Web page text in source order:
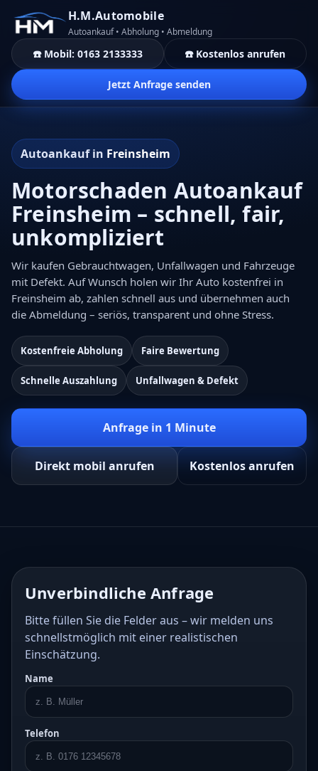
H.M.Automobile
Autoankauf • Abholung • Abmeldung
☎️ Mobil: 0163 2133333 ☎️ Kostenlos anrufen
Jetzt Anfrage senden
Autoankauf in Freinsheim
Motorschaden Autoankauf
Freinsheim – schnell, fair,
unkompliziert
Wir kaufen Gebrauchtwagen, Unfallwagen und Fahrzeuge
mit Defekt. Auf Wunsch holen wir Ihr Auto kostenfrei in
Freinsheim ab, zahlen schnell aus und übernehmen auch
die Abmeldung – seriös, transparent und ohne Stress.
Kostenfreie Abholung Faire Bewertung
Schnelle Auszahlung Unfallwagen & Defekt
Anfrage in 1 Minute
Direkt mobil anrufen Kostenlos anrufen
Unverbindliche Anfrage
Bitte füllen Sie die Felder aus – wir melden uns
schnellstmöglich mit einer realistischen
Einschätzung.
Name
Telefon